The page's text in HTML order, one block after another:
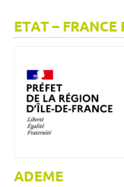
ETAT – FRANCE
ADEME